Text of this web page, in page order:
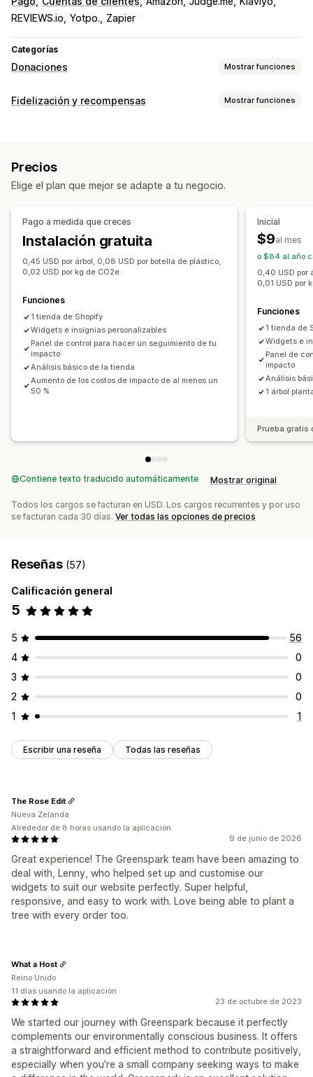
REVIEWS.io Yotpo. Zapier
Categorías
Donaciones Mostrar funciones
Tipo de organización benéfica
Gestión de donaciones
Procesamiento automático
Monto de la donación
Múltiples idiomas
Seguimiento del impacto
Informes y estadísticas
Personalización
Páginas de destino
Widget de donación
Notificaciones de correo electrónico
Código personalizado
Fidelización y recompensas Mostrar funciones
Programas personalizados
Beneficios para miembros
Recompensas personalizadas
Precios
Elige el plan que mejor se adapte a tu negocio.
Pago a medida que creces
Instalación gratuita
0,45 USD por árbol, 0,08 USD por botella de plástico,
0,02 USD por kg de CO2e
Funciones
1 tienda de Shopify
Widgets e insignias personalizables
Panel de control para hacer un seguimiento de tu
impacto
Análisis básico de la tienda
Aumento de los costos de impacto de al menos un
50 %
Inicial
$9al mes
o $84 al año
0,40 USD por
0,01 USD por
Funciones
1 tienda de
Widgets e
Panel de
impacto
Análisis
1 árbol
Prueba gratis
Contiene texto traducido automáticamente Mostrar original
Todos los cargos se facturan en USD. Los cargos recurrentes y por uso
se facturan cada 30 días. Ver todas las opciones de precios
Reseñas (57)
Calificación general
5
5
56
4
0
3
0
2
0
1
1
Escribir una reseña Todas las reseñas
9 de junio de 2026
Great experience! The Greenspark team have been amazing to
deal with, Lenny, who helped set up and customise our
widgets to suit our website perfectly. Super helpful,
responsive, and easy to work with. Love being able to plant a
tree with every order too.
The Rose Edit
Nueva Zelanda
Alrededor de 8 horas usando la aplicación
23 de octubre de 2023
We started our journey with Greenspark because it perfectly
complements our environmentally conscious business. It offers
a straightforward and efficient method to contribute positively,
especially when you're a small company seeking ways to make
What a Host
Reino Unido
11 días usando la aplicación